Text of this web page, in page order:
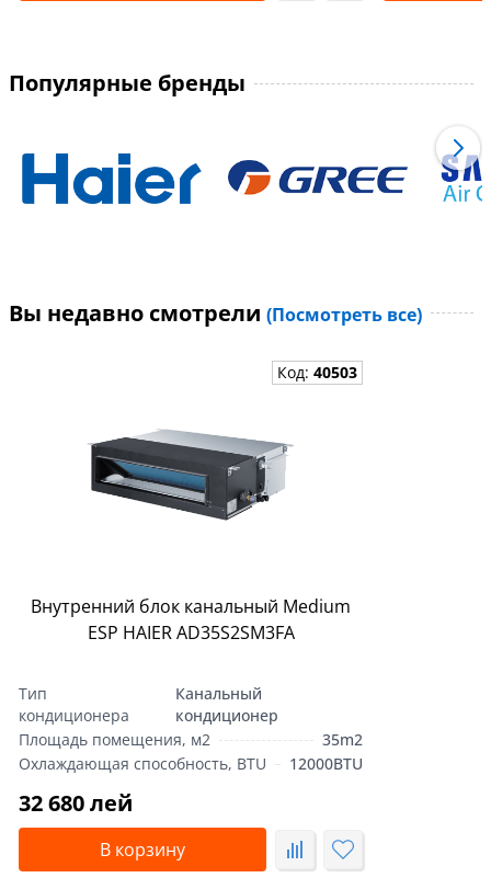
Популярные бренды
Вы недавно смотрели (Посмотреть все)
Код:40503
Внутренний блок канальный Medium
ESP HAIER AD35S2SM3FA
Тип
кондиционера
Канальный
кондиционер
Площадь помещения, м2
35m2
Охлаждающая способность, BTU
12000BTU
32 680 лей
В корзину